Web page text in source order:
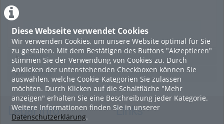
Diese Webseite verwendet Cookies
Wir verwenden Cookies, um unsere Website optimal für Sie
zu gestalten. Mit dem Bestätigen des Buttons "Akzeptieren"
stimmen Sie der Verwendung von Cookies zu. Durch
Anklicken der untenstehenden Checkboxen können Sie
auswählen, welche Cookie-Kategorien Sie zulassen
möchten. Durch Klicken auf die Schaltfläche "Mehr
anzeigen" erhalten Sie eine Beschreibung jeder Kategorie.
Weitere Informationen finden Sie in unserer
Datenschutzerklärung.
LADE MEHR
Featured
Beliebtheit
Legal Info Links